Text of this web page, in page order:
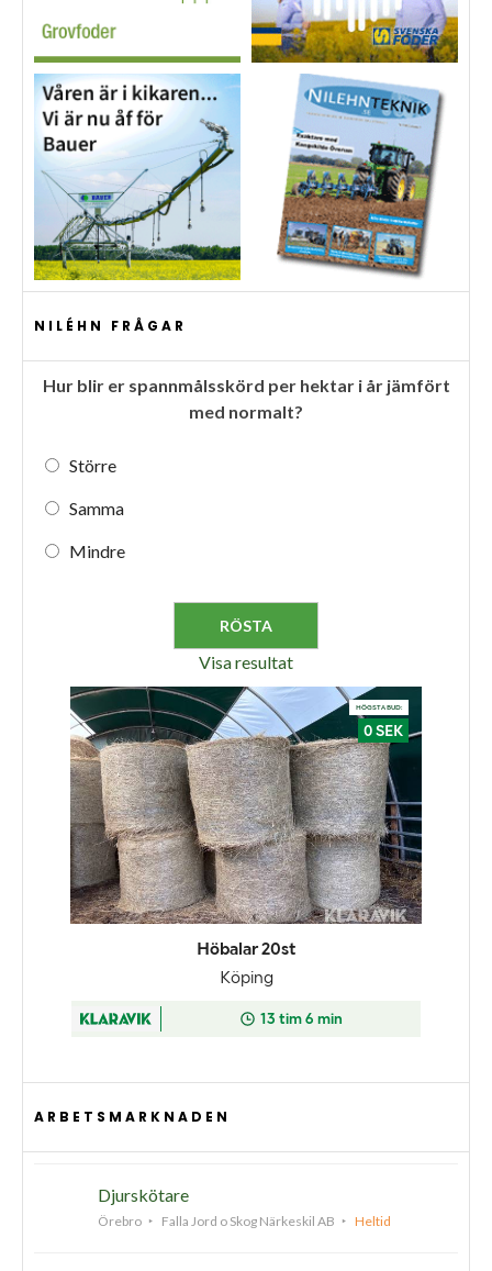
NILÉHN FRÅGAR
Hur blir er spannmålsskörd per hektar i år jämfört
med normalt?
Större
Samma
Mindre
Visa resultat
ARBETSMARKNADEN
Djurskötare
Örebro Falla Jord o Skog Närkeskil AB Heltid